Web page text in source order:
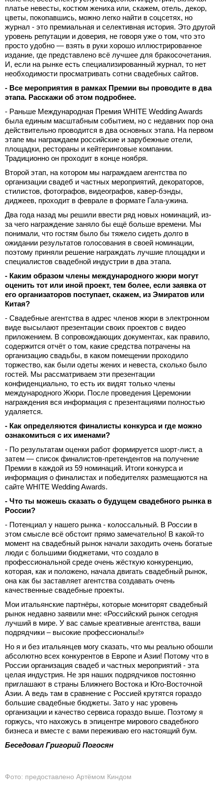
платье невесты, костюм жениха или, скажем, отель, декор,
цветы, покопавшись, можно легко найти в соцсетях, но
журнал - это премиальная и селективная история. Это другой
уровень репутации и доверия, не говоря уже о том, что это
просто удобно — взять в руки хорошо иллюстрированное
издание, где представлено всё лучшее для бракосочетания.
И, если на рынке есть специализированный журнал, то нет
необходимости просматривать сотни свадебных сайтов.
- Все мероприятия в рамках Премии вы проводите в два
этапа. Расскажи об этом подробнее.
- Раньше Международная Премия WHITE Wedding Awards
была единым масштабным событием, но с недавних пор она
действительно проводится в два основных этапа. На первом
этапе мы награждаем российские и зарубежные отели,
площадки, рестораны и кейтеринговые компании.
Традиционно он проходит в конце ноября.
Второй этап, на котором мы награждаем агентства по
организации свадеб и частных мероприятий, декораторов,
стилистов, фотографов, видеографов, кавер-бэнды,
диджеев, проходит в феврале в формате Гала-ужина.
Два года назад мы решили ввести ряд новых номинаций, из-
за чего награждение заняло бы ещё больше времени. Мы
понимали, что гостям было бы тяжело сидеть долго в
ожидании результатов голосования в своей номинации,
поэтому приняли решение награждать лучшие площадки и
специалистов свадебной индустрии в два этапа.
- Каким образом члены международного жюри могут
оценить тот или иной проект, тем более, если заявка от
его организаторов поступает, скажем, из Эмиратов или
Китая?
- Свадебные агентства в адрес членов жюри в электронном
виде высылают презентации своих проектов с видео
приложением. В сопровождающих документах, как правило,
содержится отчёт о том, какие средства потрачены на
организацию свадьбы, в каком помещении проходило
торжество, как были одеты жених и невеста, сколько было
гостей. Мы рассматриваем эти презентации
конфиденциально, то есть их видят только члены
международного Жюри. После проведения Церемонии
награждения вся информация с презентациями полностью
удаляется.
- Как определяются финалисты конкурса и где можно
ознакомиться с их именами?
- По результатам оценки работ формируется шорт-лист, а
затем — список финалистов-претендентов на получение
Премии в каждой из 59 номинаций. Итоги конкурса и
информация о финалистах и победителях размещаются на
сайте WHITE Wedding Awards.
- Что ты можешь сказать о будущем свадебного рынка в
России?
- Потенциал у нашего рынка - колоссальный. В России в
этом смысле всё обстоит прямо замечательно! В какой-то
момент на свадебный рынок начали заходить очень богатые
люди с большими бюджетами, что создало в
профессиональной среде очень жёсткую конкуренцию,
которая, как и положено, начала двигать свадебный рынок,
она как бы заставляет агентства создавать очень
качественные свадебные проекты.
Мои итальянские партнёры, которые мониторят свадебный
рынок недавно заявили мне: «Российский рынок сегодня
лучший в мире. У вас самые креативные агентства, ваши
подрядчики – высокие профессионалы!»
Но я и без итальянцев могу сказать, что мы реально обошли
абсолютно всех конкурентов в Европе и Азии! Потому что в
России организация свадеб и частных мероприятий - эта
целая индустрия. Не зря наших подрядчиков постоянно
приглашают в страны Ближнего Востока и Юго-Восточной
Азии. А ведь там в сравнение с Россией крутятся гораздо
большие свадебные бюджеты. Зато у нас уровень
организации и качество сервиса гораздо выше. Поэтому я
горжусь, что нахожусь в эпицентре мирового свадебного
бизнеса и вместе с вами переживаю его настоящий бум.
Беседовал Григорий Погосян
Фото: предоставлено Артёмом Киндом